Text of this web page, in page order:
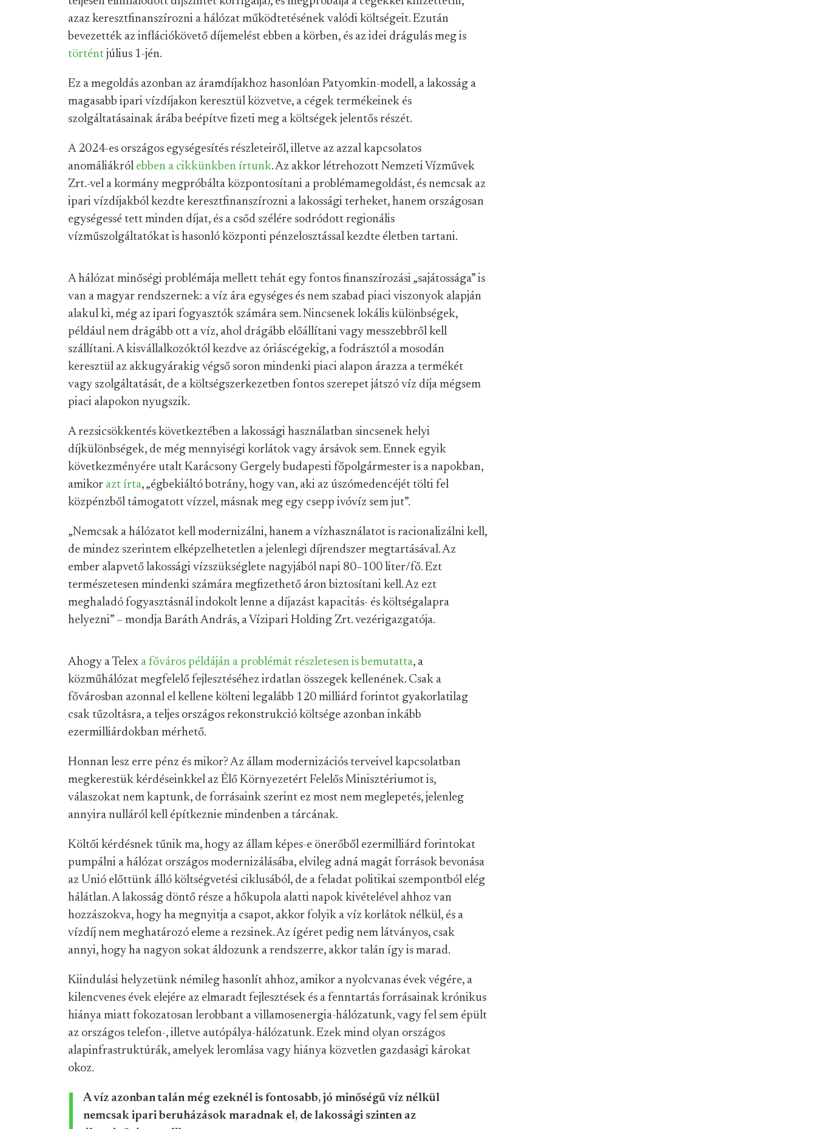
azaz keresztfinanszírozni a hálózat működtetésének valódi költségeit. Ezután
bevezették az inflációkövető díjemelést ebben a körben, és az idei drágulás meg is
történt július 1-jén.
Ez a megoldás azonban az áramdíjakhoz hasonlóan Patyomkin-modell, a lakosság a
magasabb ipari vízdíjakon keresztül közvetve, a cégek termékeinek és
szolgáltatásainak árába beépítve fizeti meg a költségek jelentős részét.
A 2024-es országos egységesítés részleteiről, illetve az azzal kapcsolatos
anomáliákról ebben a cikkünkben írtunk. Az akkor létrehozott Nemzeti Vízművek
Zrt.-vel a kormány megpróbálta központosítani a problémamegoldást, és nemcsak az
ipari vízdíjakból kezdte keresztfinanszírozni a lakossági terheket, hanem országosan
egységessé tett minden díjat, és a csőd szélére sodródott regionális
vízműszolgáltatókat is hasonló központi pénzelosztással kezdte életben tartani.
A hálózat minőségi problémája mellett tehát egy fontos finanszírozási „sajátossága” is
van a magyar rendszernek: a víz ára egységes és nem szabad piaci viszonyok alapján
alakul ki, még az ipari fogyasztók számára sem. Nincsenek lokális különbségek,
például nem drágább ott a víz, ahol drágább előállítani vagy messzebbről kell
szállítani. A kisvállalkozóktól kezdve az óriáscégekig, a fodrásztól a mosodán
keresztül az akkugyárakig végső soron mindenki piaci alapon árazza a termékét
vagy szolgáltatását, de a költségszerkezetben fontos szerepet játszó víz díja mégsem
piaci alapokon nyugszik.
A rezsicsökkentés következtében a lakossági használatban sincsenek helyi
díjkülönbségek, de még mennyiségi korlátok vagy ársávok sem. Ennek egyik
következményére utalt Karácsony Gergely budapesti főpolgármester is a napokban,
amikor azt írta, „égbekiáltó botrány, hogy van, aki az úszómedencéjét tölti fel
közpénzből támogatott vízzel, másnak meg egy csepp ivóvíz sem jut”.
„Nemcsak a hálózatot kell modernizálni, hanem a vízhasználatot is racionalizálni kell,
de mindez szerintem elképzelhetetlen a jelenlegi díjrendszer megtartásával. Az
ember alapvető lakossági vízszükséglete nagyjából napi 80–100 liter/fő. Ezt
természetesen mindenki számára megfizethető áron biztosítani kell. Az ezt
meghaladó fogyasztásnál indokolt lenne a díjazást kapacitás- és költségalapra
helyezni” – mondja Baráth András, a Vízipari Holding Zrt. vezérigazgatója.
Ahogy a Telex a főváros példáján a problémát részletesen is bemutatta, a
közműhálózat megfelelő fejlesztéséhez irdatlan összegek kellenének. Csak a
fővárosban azonnal el kellene költeni legalább 120 milliárd forintot gyakorlatilag
csak tűzoltásra, a teljes országos rekonstrukció költsége azonban inkább
ezermilliárdokban mérhető.
Honnan lesz erre pénz és mikor? Az állam modernizációs terveivel kapcsolatban
megkerestük kérdéseinkkel az Élő Környezetért Felelős Minisztériumot is,
válaszokat nem kaptunk, de forrásaink szerint ez most nem meglepetés, jelenleg
annyira nulláról kell építkeznie mindenben a tárcának.
Költői kérdésnek tűnik ma, hogy az állam képes-e önerőből ezermilliárd forintokat
pumpálni a hálózat országos modernizálásába, elvileg adná magát források bevonása
az Unió előttünk álló költségvetési ciklusából, de a feladat politikai szempontból elég
hálátlan. A lakosság döntő része a hőkupola alatti napok kivételével ahhoz van
hozzászokva, hogy ha megnyitja a csapot, akkor folyik a víz korlátok nélkül, és a
vízdíj nem meghatározó eleme a rezsinek. Az ígéret pedig nem látványos, csak
annyi, hogy ha nagyon sokat áldozunk a rendszerre, akkor talán így is marad.
Kiindulási helyzetünk némileg hasonlít ahhoz, amikor a nyolcvanas évek végére, a
kilencvenes évek elejére az elmaradt fejlesztések és a fenntartás forrásainak krónikus
hiánya miatt fokozatosan lerobbant a villamosenergia-hálózatunk, vagy fel sem épült
az országos telefon-, illetve autópálya-hálózatunk. Ezek mind olyan országos
alapinfrastruktúrák, amelyek leromlása vagy hiánya közvetlen gazdasági károkat
okoz.
A víz azonban talán még ezeknél is fontosabb, jó minőségű víz nélkül
nemcsak ipari beruházások maradnak el, de lakossági szinten az